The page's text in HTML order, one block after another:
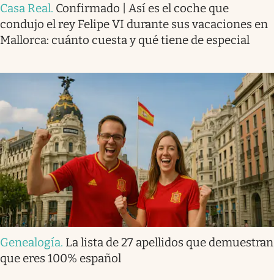
Casa Real. Confirmado | Así es el coche que
condujo el rey Felipe VI durante sus vacaciones en
Mallorca: cuánto cuesta y qué tiene de especial
Genealogía. La lista de 27 apellidos que demuestran
que eres 100% español